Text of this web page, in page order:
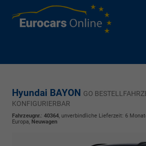
Hyundai BAYON GO
KONFIGURIERBAR
Fahrzeugnr.: 40364, unverbindliche Lieferzeit: 6
Europa, Neuwagen